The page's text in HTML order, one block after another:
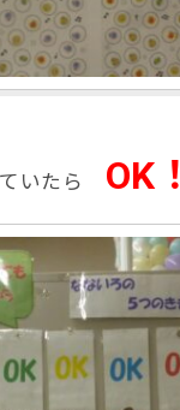
いたら OK！